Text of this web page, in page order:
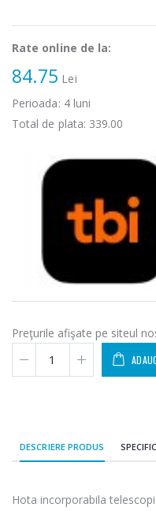
Rate online de la:
84.75 Lei
Perioada: 4luni
Total de plata: 339.00
Preţurile afişate pe siteul
DESCRIERE PRODUS
Hota incorporabila